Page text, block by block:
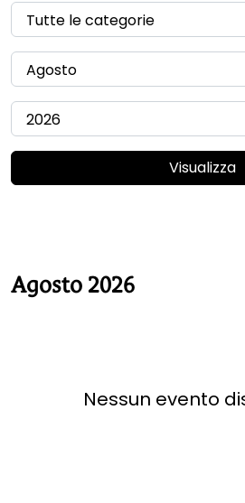
Visualizza
Agosto 2026
Nessun evento